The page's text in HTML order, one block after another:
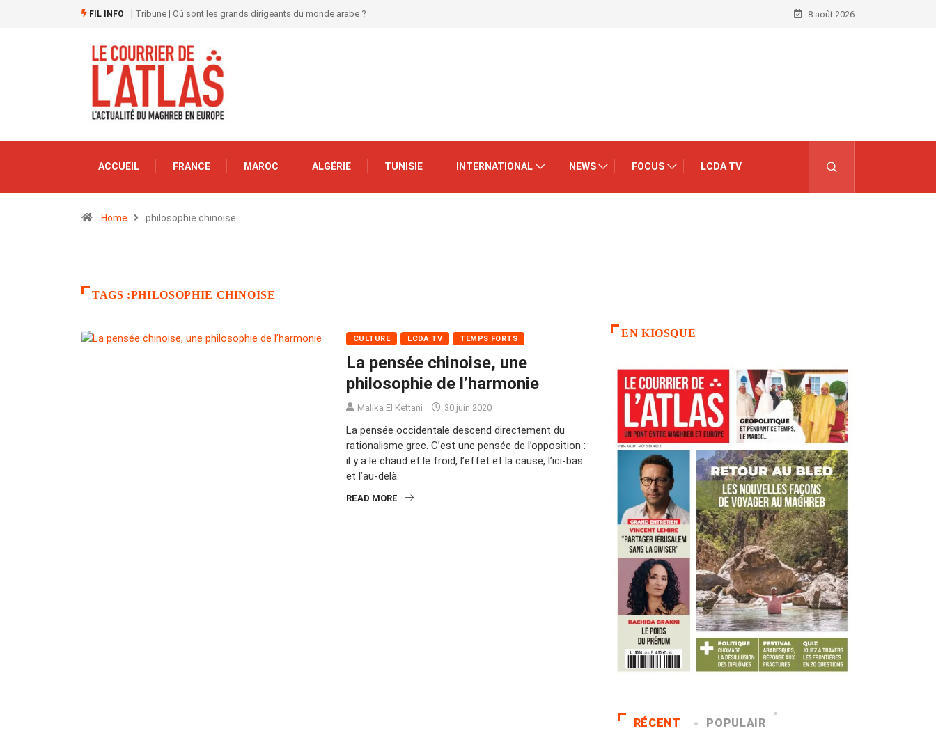
FIL INFO Tribune | Où sont les grands dirigeants du monde arabe ? 8 août 2026
ACCUEIL FRANCE MAROC ALGÉRIE TUNISIE INTERNATIONAL NEWS FOCUS LCDA TV
Home philosophie chinoise
TAGS :PHILOSOPHIE CHINOISE
CULTURE LCDA TV TEMPS FORTS
La pensée chinoise, une
philosophie de l’harmonie
Malika El Kettani 30 juin 2020
La pensée occidentale descend directement du
rationalisme grec. C’est une pensée de l’opposition :
il y a le chaud et le froid, l’effet et la cause, l’ici-bas
et l’au-delà.
READ MORE
EN KIOSQUE
RÉCENT POPULAIR